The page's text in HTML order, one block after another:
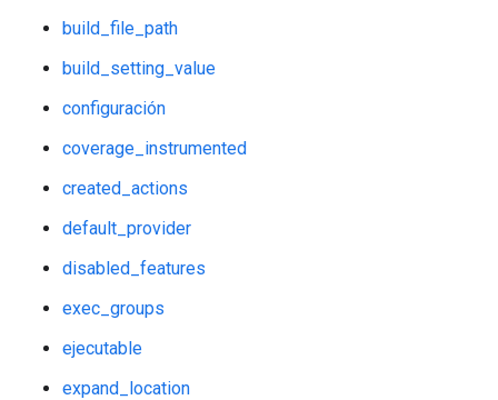
build_file_path
build_setting_value
configuración
coverage_instrumented
created_actions
default_provider
disabled_features
exec_groups
ejecutable
expand_location